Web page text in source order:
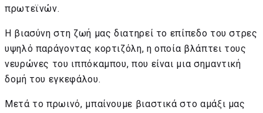
πρωτεϊνών.
Η βιασύνη στη ζωή μας διατηρεί το επίπεδο του στρες
υψηλό παράγοντας κορτιζόλη, η οποία βλάπτει τους
νευρώνες του ιππόκαμπου, που είναι μια σημαντική
δομή του εγκεφάλου.
Μετά το πρωινό, μπαίνουμε βιαστικά στο αμάξι μας